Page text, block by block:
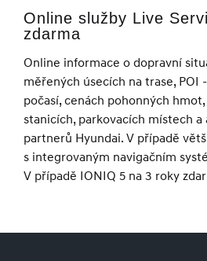
Online služby Live
zdarma
Online informace o dopravní
měřených úsecích na trase, POI
počasí, cenách pohonných
stanicích, parkovacích místech a
partnerů Hyundai. V případě
s integrovaným navigačním
V případě IONIQ 5 na 3 roky